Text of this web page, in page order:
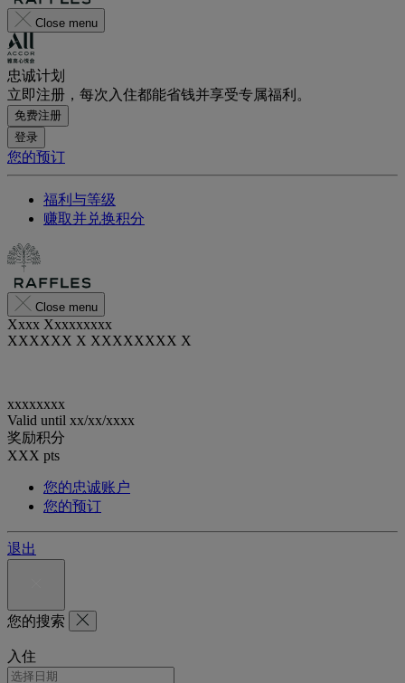
Close menu
忠诚计划
立即注册，每次入住都能省钱并享受专属福利。
免费注册
登录
您的预订
福利与等级
赚取并兑换积分
Close menu
Xxxx Xxxxxxxxx
XXXXXX X XXXXXXXX X
xxxxxxxx
Valid until xx/xx/xxxx
奖励积分
XXX pts
您的忠诚账户
您的预订
退出
您的搜索
入住